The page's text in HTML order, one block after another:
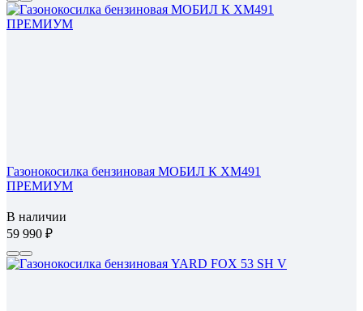
Газонокосилка бензиновая МОБИЛ К XM491
ПРЕМИУМ
В наличии
59 990